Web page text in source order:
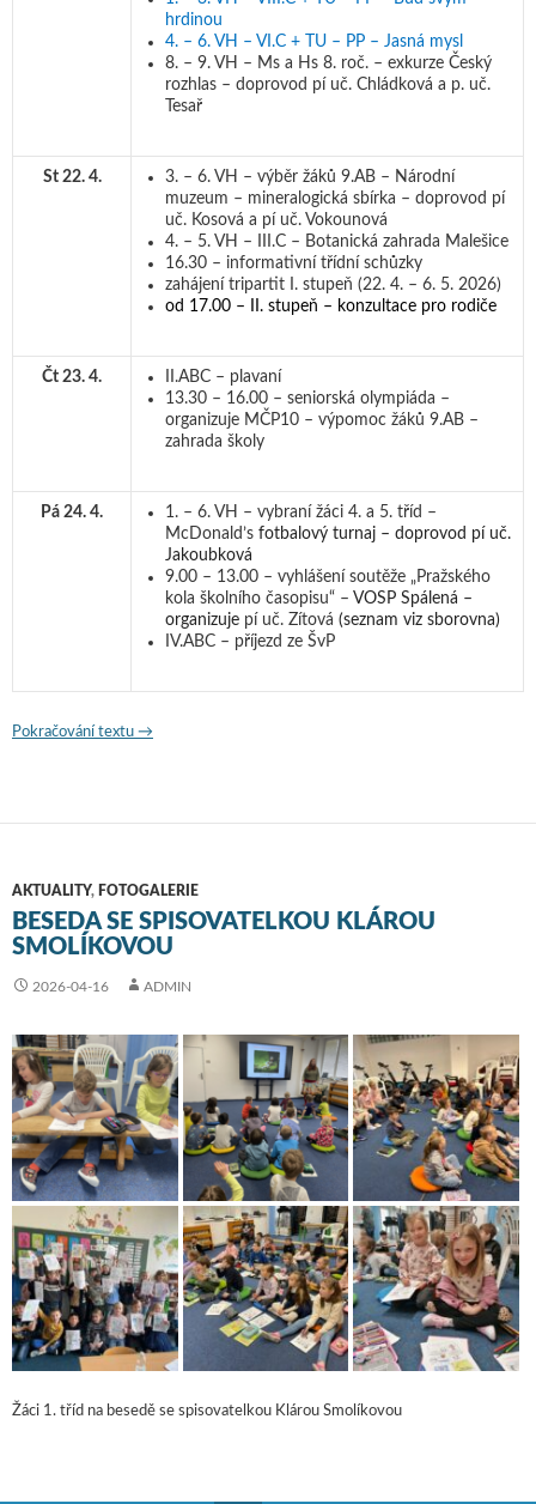
hrdinou
4. – 6. VH – VI.C + TU – PP – Jasná mysl
8. – 9. VH – Ms a Hs 8. roč. – exkurze Český
rozhlas – doprovod pí uč. Chládková a p. uč.
Tesař
St 22. 4.
3. – 6. VH – výběr žáků 9.AB – Národní
muzeum – mineralogická sbírka – doprovod pí
uč. Kosová a pí uč. Vokounová
4. – 5. VH – III.C – Botanická zahrada Malešice
16.30 – informativní třídní schůzky
zahájení tripartit I. stupeň (22. 4. – 6. 5. 2026)
od 17.00 – II. stupeň – konzultace pro rodiče
Čt 23. 4.
II.ABC – plavaní
13.30 – 16.00 – seniorská olympiáda –
organizuje MČP10 – výpomoc žáků 9.AB –
zahrada školy
Pá 24. 4.
1. – 6. VH – vybraní žáci 4. a 5. tříd –
McDonald’s fotbalový turnaj – doprovod pí uč.
Jakoubková
9.00 – 13.00 – vyhlášení soutěže „Pražského
kola školního časopisu“ – VOSP Spálená –
organizuje pí uč. Zítová (seznam viz sborovna)
IV.ABC – příjezd ze ŠvP
Pokračování textu Program na týden od 20. 4. 2026
→
AKTUALITY, FOTOGALERIE
BESEDA SE SPISOVATELKOU KLÁROU
SMOLÍKOVOU
2026-04-16 ADMIN
Žáci 1. tříd na besedě se spisovatelkou Klárou Smolíkovou